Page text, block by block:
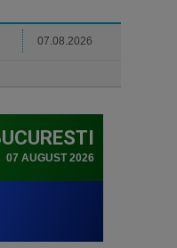
07.08.2026